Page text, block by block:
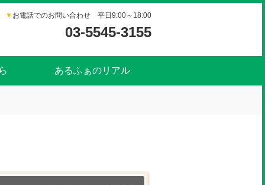
▼ お電話でのお問い合わせ 平日9:00～18:00
03-5545-3155
あるふぁのリアル